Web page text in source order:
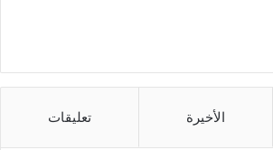
الأخيرة تعليقات